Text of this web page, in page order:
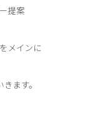
提案
メインに
ます。